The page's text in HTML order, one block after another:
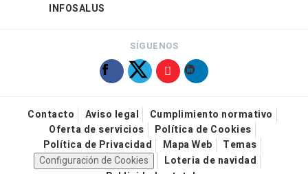
INFOSALUS
SÍGUENOS
Contacto Aviso legal
Cumplimiento normativo
Oferta de servicios
Política de Cookies
Política de Privacidad
Mapa Web
Temas
Configuración de Cookies
Loteria de navidad